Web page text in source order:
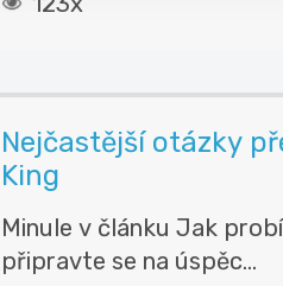
Nejčastější otázky
King
Minule v článku Jak
připravte se na úspěc...